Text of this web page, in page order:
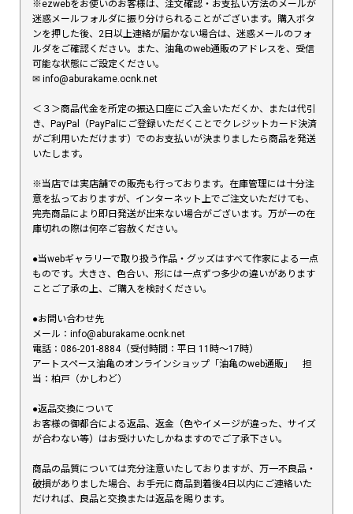
※ezwebをお使いのお客様は、注文確認・お支払い方法のメールが
迷惑メールフォルダに振り分けられることがございます。購入ボタ
ンを押した後、2日以上連絡が届かない場合は、迷惑メールのフォ
ルダをご確認ください。また、油亀のweb通販のアドレスを、受信
可能な状態にご設定ください。
✉︎ info@aburakame.ocnk.net
＜３＞商品代金を所定の振込口座にご入金いただくか、または代引
き、PayPal（PayPalにご登録いただくことでクレジットカード決済
がご利用いただけます）でのお支払いが決まりましたら商品を発送
いたします。
※当店では実店舗での販売も行っております。在庫管理には十分注
意を払っておりますが、インターネット上でご注文いただけても、
完売商品により即日発送が出来ない場合がございます。万が一の在
庫切れの際は何卒ご容赦ください。
●当webギャラリーで取り扱う作品・グッズはすべて作家による一点
ものです。大きさ、色合い、形には一点ずつ多少の違いがあります
ことご了承の上、ご購入を検討ください。
●お問い合わせ先
メール：info@aburakame.ocnk.net
電話：086-201-8884（受付時間：平日 11時〜17時）
アートスペース油亀のオンラインショップ「油亀のweb通販」 担
当：柏戸（かしわど）
●返品交換について
お客様の御都合による返品、返金（色やイメージが違った、サイズ
が合わない等）はお受けいたしかねますのでご了承下さい。
商品の品質については充分注意いたしておりますが、万一不良品・
破損がありました場合、お手元に商品到着後4日以内にご連絡いた
だければ、良品と交換または返品を賜ります。